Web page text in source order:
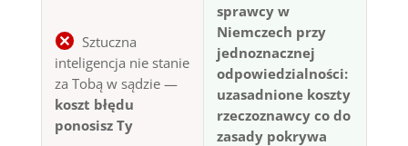
Sztuczna
inteligencja nie stanie
za Tobą w sądzie —
koszt błędu
ponosisz Ty
sprawcy w
Niemczech przy
jednoznacznej
odpowiedzialności:
uzasadnione koszty
rzeczoznawcy co do
zasady pokrywa